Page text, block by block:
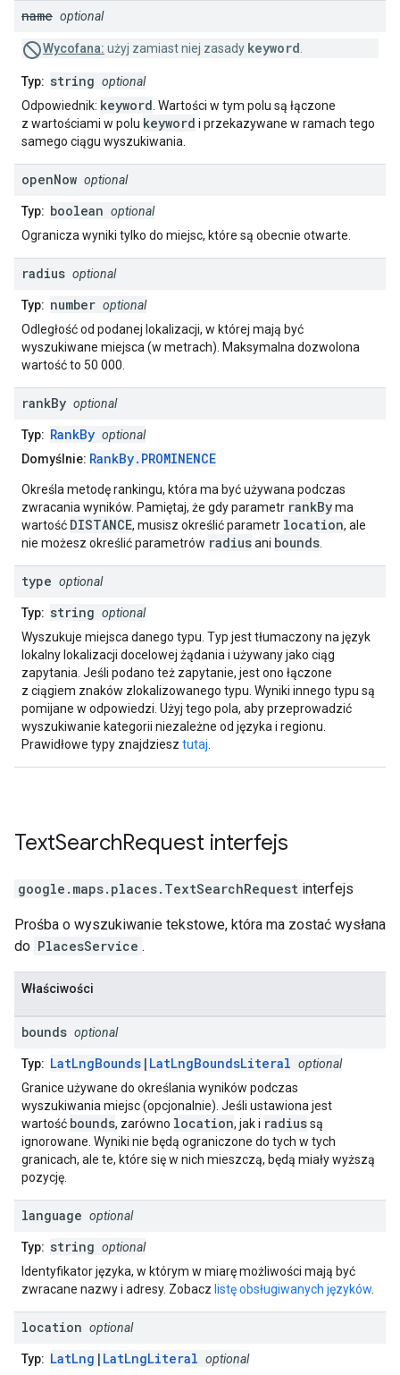
name optional
Wycofana: użyj zamiast niej zasady keyword.
Typ: string optional
Odpowiednik: keyword. Wartości w tym polu są łączone
z wartościami w polu keyword i przekazywane w ramach tego
samego ciągu wyszukiwania.
openNow optional
Typ: boolean optional
Ogranicza wyniki tylko do miejsc, które są obecnie otwarte.
radius optional
Typ: number optional
Odległość od podanej lokalizacji, w której mają być
wyszukiwane miejsca (w metrach). Maksymalna dozwolona
wartość to 50 000.
rankBy optional
Typ: RankBy optional
Domyślnie: RankBy.PROMINENCE
Określa metodę rankingu, która ma być używana podczas
zwracania wyników. Pamiętaj, że gdy parametr rankByma
wartość DISTANCE, musisz określić parametr location, ale
nie możesz określić parametrów radiusani bounds.
type optional
Typ: string optional
Wyszukuje miejsca danego typu. Typ jest tłumaczony na język
lokalny lokalizacji docelowej żądania i używany jako ciąg
zapytania. Jeśli podano też zapytanie, jest ono łączone
z ciągiem znaków zlokalizowanego typu. Wyniki innego typu są
pomijane w odpowiedzi. Użyj tego pola, aby przeprowadzić
wyszukiwanie kategorii niezależne od języka i regionu.
Prawidłowe typy znajdziesz tutaj.
TextSearchRequest interfejs
google.maps.places. TextSearchRequest interfejs
Prośba o wyszukiwanie tekstowe, która ma zostać wysłana
do PlacesService .
Właściwości
bounds optional
Typ: LatLngBounds | LatLngBoundsLiteral optional
Granice używane do określania wyników podczas
wyszukiwania miejsc (opcjonalnie). Jeśli ustawiona jest
wartość bounds, zarówno location, jak i radiussą
ignorowane. Wyniki nie będą ograniczone do tych w tych
granicach, ale te, które się w nich mieszczą, będą miały wyższą
pozycję.
language optional
Typ: string optional
Identyfikator języka, w którym w miarę możliwości mają być
zwracane nazwy i adresy. Zobacz listę obsługiwanych języków.
location optional
Typ: LatLng | LatLngLiteral optional